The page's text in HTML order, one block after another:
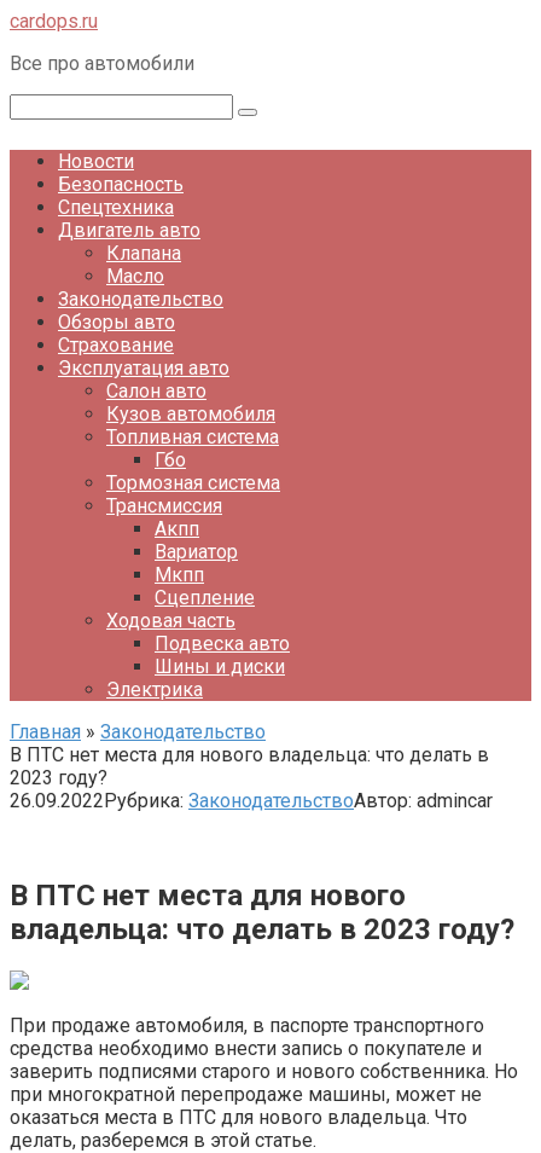
Перейти
контенту
cardops.ru
Все про автомобили
Новости
Безопасность
Спецтехника
Двигатель авто
Клапана
Масло
Законодательство
Обзоры авто
Страхование
Эксплуатация авто
Салон авто
Кузов автомобиля
Топливная система
Гбо
Тормозная система
Трансмиссия
Акпп
Вариатор
Мкпп
Сцепление
Ходовая часть
Подвеска авто
Шины и диски
Электрика
Главная » Законодательство
В ПТС нет места для нового владельца: что делать в
2023 году?
26.09.2022Рубрика: ЗаконодательствоАвтор: admincar
В ПТС нет места для нового
владельца: что делать в 2023 году?
При продаже автомобиля, в паспорте транспортного
средства необходимо внести запись о покупателе и
заверить подписями старого и нового собственника. Но
при многократной перепродаже машины, может не
оказаться места в ПТС для нового владельца. Что
делать, разберемся в этой статье.